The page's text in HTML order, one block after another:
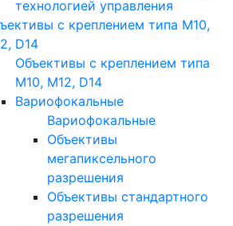
технологией управления
с креплением типа M10,
D14
Объективы с креплением типа
M10, M12, D14
Вариофокальные
Вариофокальные
Объективы
мегапиксельного
разрешения
Объективы стандартного
разрешения